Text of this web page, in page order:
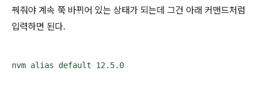
꿔줘야 계속 쭉 바뀌어 있는 상태가 되는데 그건 아래 커맨드처럼
입력하면 된다.
nvm alias default 12.5.0